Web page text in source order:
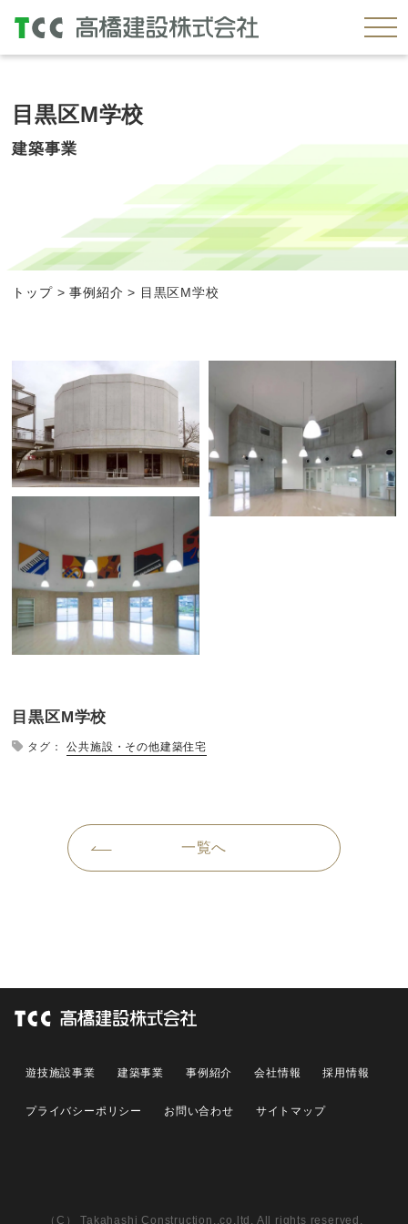
目黒区M学校
建築事業
トップ>事例紹介 > 目黒区M学校
目黒区M学校
タグ： 公共施設・その他建築住宅
一覧へ
遊技施設事業 建築事業 事例紹介 会社情報 採用情報
プライバシーポリシー お問い合わせ サイトマップ
（C） Takahashi Construction.,co.ltd. All rights reserved.